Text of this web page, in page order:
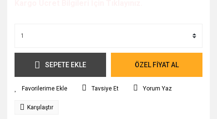
SEPETE EKLE ÖZEL FİYAT AL
Tavsiye Et Yorum Yaz
Karşılaştır